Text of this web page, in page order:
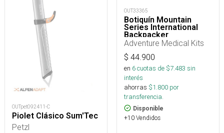
OUTpet092411-C
Piolet Clásico Sum'Tec
Petzl
OUT33365
Botiquín Mountain
Series International
Backpacker
Adventure Medical Kits
$ 44.900
en 6cuotas de $7.483 sin
interés
ahorras $1.800 por
transferencia.
Disponible
+10 Vendidos